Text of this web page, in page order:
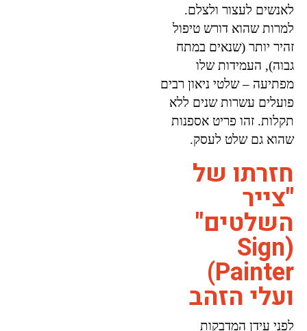
לאנשים לעצור ולצלם.
למרות שהוא דורש טיפול
זהיר יותר (שנאים במתח
גבוה), העמידות שלו
מפתיעה – שלטי ניאון רבים
פועלים עשרות שנים ללא
תקלות. זהו פריט אספנות
שהוא גם שלט לעסק.
חזרתו של
"צייר
השלטים"
(Sign
Painter)
ועלי הזהב
לפני עידן המדבקות